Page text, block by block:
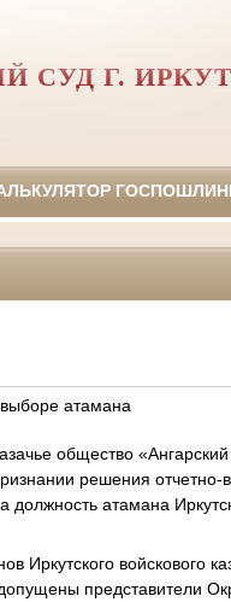
СУД Г.
атамана
общество
решения отчетно-
атамана
Иркутского войскового
представители